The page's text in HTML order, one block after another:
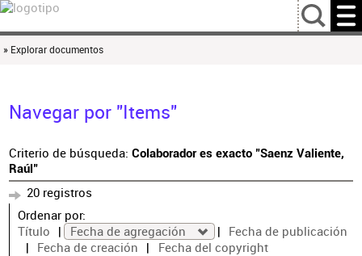
…
» Explorar documentos
Navegar por "Items"
Criterio de búsqueda: Colaborador es exacto "Saenz Valiente,
Raúl"
20 registros
Ordenar por:
Título
Fecha de agregación
Fecha de publicación
Fecha de creación
Fecha del copyright